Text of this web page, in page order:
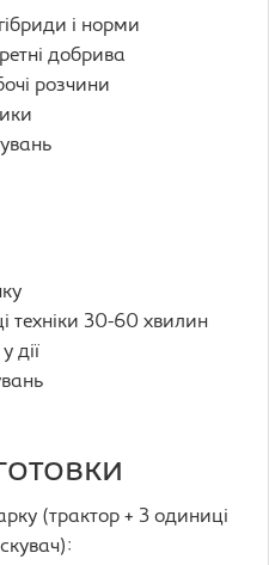
і норми
добрива
розчини
техніки 30-60 хвилин
дії
(трактор + 3 одиниці